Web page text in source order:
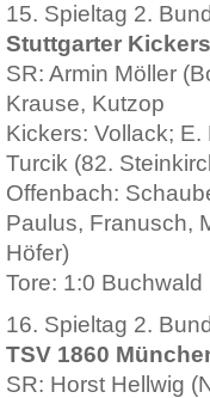
15. Spieltag 2.
Stuttgarter
SR: Armin Möller
Krause, Kutzop
Kickers: Vollack;
Turcik (82.
Offenbach:
Paulus, Franusch,
Höfer)
Tore: 1:0
16. Spieltag 2.
TSV 1860
SR: Horst Hellwig